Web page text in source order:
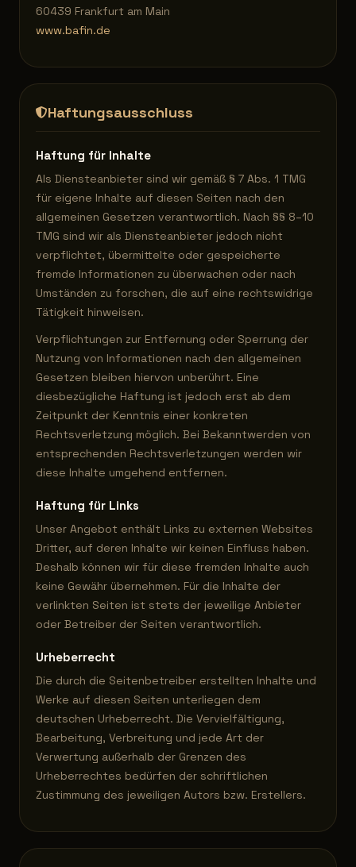
60439 Frankfurt am Main
www.bafin.de
Haftungsausschluss
Haftung für Inhalte
Als Diensteanbieter sind wir gemäß § 7 Abs. 1 TMG
für eigene Inhalte auf diesen Seiten nach den
allgemeinen Gesetzen verantwortlich. Nach §§ 8–10
TMG sind wir als Diensteanbieter jedoch nicht
verpflichtet, übermittelte oder gespeicherte
fremde Informationen zu überwachen oder nach
Umständen zu forschen, die auf eine rechtswidrige
Tätigkeit hinweisen.
Verpflichtungen zur Entfernung oder Sperrung der
Nutzung von Informationen nach den allgemeinen
Gesetzen bleiben hiervon unberührt. Eine
diesbezügliche Haftung ist jedoch erst ab dem
Zeitpunkt der Kenntnis einer konkreten
Rechtsverletzung möglich. Bei Bekanntwerden von
entsprechenden Rechtsverletzungen werden wir
diese Inhalte umgehend entfernen.
Haftung für Links
Unser Angebot enthält Links zu externen Websites
Dritter, auf deren Inhalte wir keinen Einfluss haben.
Deshalb können wir für diese fremden Inhalte auch
keine Gewähr übernehmen. Für die Inhalte der
verlinkten Seiten ist stets der jeweilige Anbieter
oder Betreiber der Seiten verantwortlich.
Urheberrecht
Die durch die Seitenbetreiber erstellten Inhalte und
Werke auf diesen Seiten unterliegen dem
deutschen Urheberrecht. Die Vervielfältigung,
Bearbeitung, Verbreitung und jede Art der
Verwertung außerhalb der Grenzen des
Urheberrechtes bedürfen der schriftlichen
Zustimmung des jeweiligen Autors bzw. Erstellers.